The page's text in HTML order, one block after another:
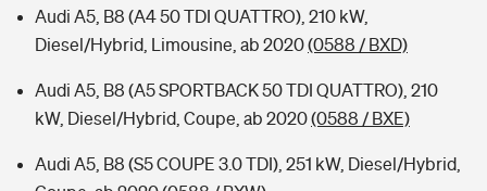
Audi A5, B8 (A4 50 TDI QUATTRO), 210 kW,
Diesel/Hybrid, Limousine, ab 2020(0588 / BXD)
Audi A5, B8 (A5 SPORTBACK 50 TDI QUATTRO), 210
kW, Diesel/Hybrid, Coupe, ab 2020(0588 / BXE)
Audi A5, B8 (S5 COUPE 3.0 TDI), 251 kW, Diesel/Hybrid,